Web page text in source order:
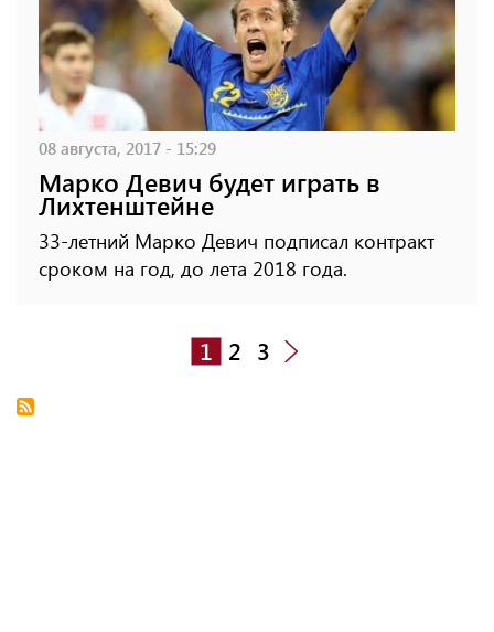
08 августа, 2017 - 15:29
Марко Девич будет играть в
Лихтенштейне
33-летний Марко Девич подписал контракт
сроком на год, до лета 2018 года.
1 2 3